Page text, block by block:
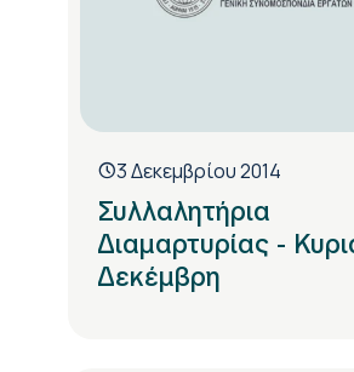
3 Δεκεμβρίου 2014
Συλλαλητήρια
Διαμαρτυρίας -
Δεκέμβρη